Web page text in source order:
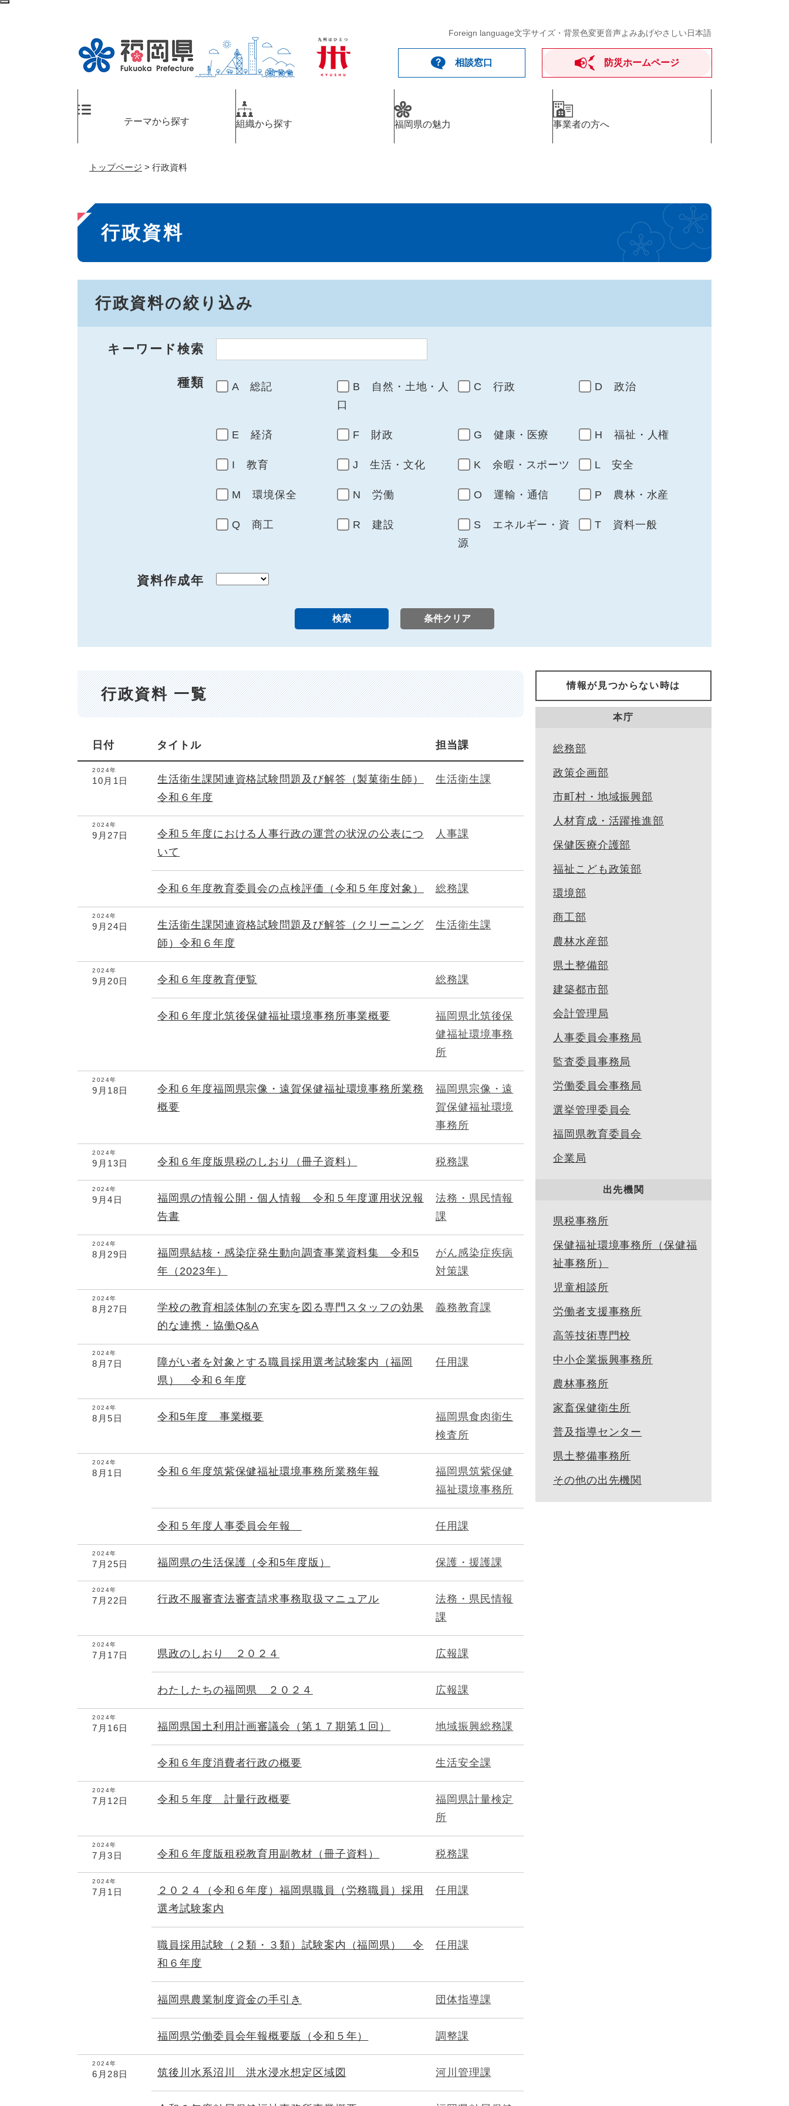
ペ
メ
Foreign language文字サイズ・背景色変更音声よみあげやさしい日本語
相談窓口 防災ホームページ
テーマから探す 組織から探す 福岡県の魅力 事業者の方へ
トップページ > 行政資料
本
文
行政資料
行政資料の絞り込み
キーワード検索
種類 A 総記
B 自然・土地・人
口
C 行政 D 政治
E 経済 F 財政 G 健康・医療 H 福祉・人権
I 教育 J 生活・文化 K 余暇・スポーツ L 安全
M 環境保全 N 労働 O 運輸・通信 P 農林・水産
Q 商工 R 建設
S エネルギー・資
源
T 資料一般
資料作成年
行政資料 一覧
日付 タイトル 担当課
2024年
10月1日
生活衛生課関連資格試験問題及び解答（製菓衛生師）
令和６年度
生活衛生課
2024年
9月27日
令和５年度における人事行政の運営の状況の公表につ
いて
人事課
令和６年度教育委員会の点検評価（令和５年度対象） 総務課
2024年
9月24日
生活衛生課関連資格試験問題及び解答（クリーニング
師）令和６年度
生活衛生課
2024年
9月20日 令和６年度教育便覧 総務課
令和６年度北筑後保健福祉環境事務所事業概要
福岡県北筑後保
健福祉環境事務
所
2024年
9月18日
令和６年度福岡県宗像・遠賀保健福祉環境事務所業務
概要
福岡県宗像・遠
賀保健福祉環境
事務所
2024年
9月13日 令和６年度版県税のしおり（冊子資料） 税務課
2024年
9月4日
福岡県の情報公開・個人情報 令和５年度運用状況報
告書
法務・県民情報
課
2024年
8月29日
福岡県結核・感染症発生動向調査事業資料集 令和5
年（2023年）
がん感染症疾病
対策課
2024年
8月27日
学校の教育相談体制の充実を図る専門スタッフの効果
的な連携・協働Q&A
義務教育課
2024年
8月7日
障がい者を対象とする職員採用選考試験案内（福岡
県） 令和６年度
任用課
2024年
8月5日 令和5年度 事業概要
福岡県食肉衛生
検査所
2024年
8月1日 令和６年度筑紫保健福祉環境事務所業務年報
福岡県筑紫保健
福祉環境事務所
令和５年度人事委員会年報 任用課
2024年
7月25日 福岡県の生活保護（令和5年度版） 保護・援護課
2024年
7月22日 行政不服審査法審査請求事務取扱マニュアル
法務・県民情報
課
2024年
7月17日 県政のしおり ２０２４ 広報課
わたしたちの福岡県 ２０２４ 広報課
2024年
7月16日 福岡県国土利用計画審議会（第１７期第１回） 地域振興総務課
令和６年度消費者行政の概要 生活安全課
2024年
7月12日 令和５年度 計量行政概要
福岡県計量検定
所
2024年
7月3日 令和６年度版租税教育用副教材（冊子資料） 税務課
2024年
7月1日
２０２４（令和６年度）福岡県職員（労務職員）採用
選考試験案内
任用課
職員採用試験（２類・３類）試験案内（福岡県） 令
和６年度
任用課
福岡県農業制度資金の手引き 団体指導課
福岡県労働委員会年報概要版（令和５年） 調整課
2024年
6月28日 筑後川水系沼川 洪水浸水想定区域図 河川管理課
情報が見つからない時は
本庁
総務部
政策企画部
市町村・地域振興部
人材育成・活躍推進部
保健医療介護部
福祉こども政策部
環境部
商工部
農林水産部
県土整備部
建築都市部
会計管理局
人事委員会事務局
監査委員事務局
労働委員会事務局
選挙管理委員会
福岡県教育委員会
企業局
出先機関
県税事務所
保健福祉環境事務所（保健福
祉事務所）
児童相談所
労働者支援事務所
高等技術専門校
中小企業振興事務所
農林事務所
家畜保健衛生所
普及指導センター
県土整備事務所
その他の出先機関